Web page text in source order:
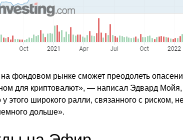
фондовом рынке сможет преодолеть
для криптовалют», — написал Эдвард Мойя,
этого широкого ралли, связанного с риском,
дольше».